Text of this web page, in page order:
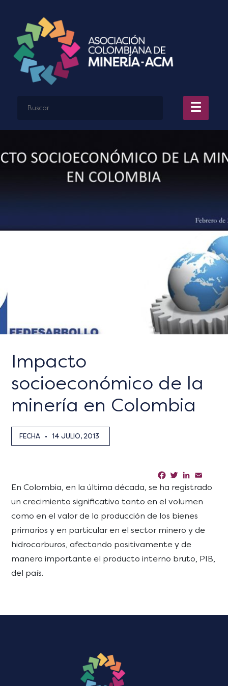
Impacto
socioeconómico de la
minería en Colombia
FECHA • 14 JULIO, 2013
Facebook
TwitterLinkedIn
En Colombia, en la última década, se ha registrado
un crecimiento significativo tanto en el volumen
como en el valor de la producción de los bienes
primarios y en particular en el sector minero y de
hidrocarburos, afectando positivamente y de
manera importante el producto interno bruto, PIB,
del país.